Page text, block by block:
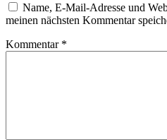
Name, E-Mail-Adresse und
meinen nächsten Kommentar
Kommentar *